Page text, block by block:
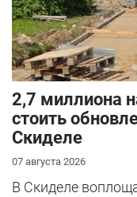
2,7 миллиона
стоить
Скиделе
07 августа 2026
В Скиделе